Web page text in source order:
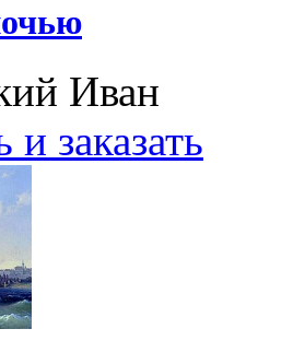
Иван
заказать